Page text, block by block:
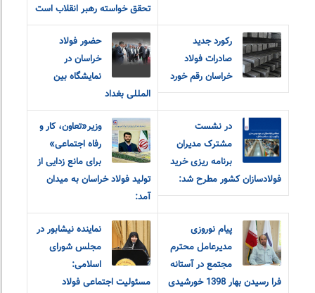
تحقق خواسته رهبر انقلاب است
رکورد جدید
صادرات فولاد
خراسان رقم خورد
حضور فولاد
خراسان در
نمایشگاه بین
المللی بغداد
در نشست
مشترک مدیران
برنامه ریزی خرید
فولادسازان کشور مطرح شد:
وزیر«تعاون، کار و
رفاه اجتماعی»
برای مانع زدایی از
تولید فولاد خراسان به میدان
آمد:
پیام نوروزی
مدیرعامل محترم
مجتمع در آستانه
فرا رسیدن بهار 1398 خورشیدی
نماینده نیشابور در
مجلس شورای
اسلامی:
مسئولیت اجتماعی فولاد